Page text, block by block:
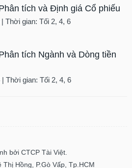
tích và Định giá Cổ phiếu
Thời gian: Tối 2, 4, 6
tích Ngành và Dòng tiền
Thời gian: Tối 2, 4, 6
bởi CTCP Tài Việt.
Thị Hồng, P.Gò Vấp, Tp.HCM